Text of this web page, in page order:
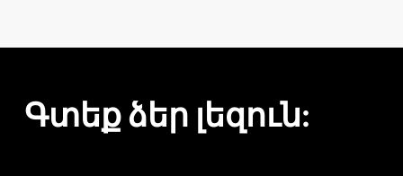
Գտեք ձեր լեզուն: